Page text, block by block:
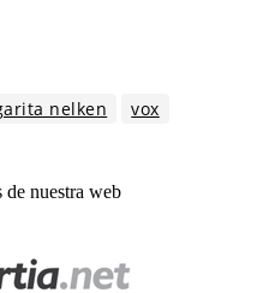
nelken vox
de nuestra web